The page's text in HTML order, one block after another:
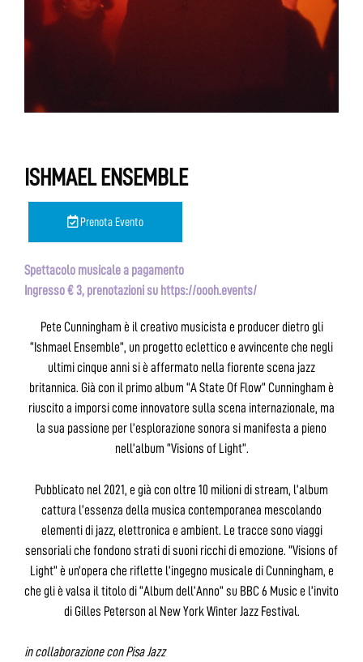
ISHMAEL ENSEMBLE
Prenota Evento
Spettacolo musicale a pagamento
Ingresso € 3, prenotazioni su https://oooh.events/
Pete Cunningham è il creativo musicista e producer dietro gli
“Ishmael Ensemble”, un progetto eclettico e avvincente che negli
ultimi cinque anni si è affermato nella fiorente scena jazz
britannica. Già con il primo album “A State Of Flow” Cunningham è
riuscito a imporsi come innovatore sulla scena internazionale, ma
la sua passione per l’esplorazione sonora si manifesta a pieno
nell’album “Visions of Light”.
Pubblicato nel 2021, e già con oltre 10 milioni di stream, l’album
cattura l’essenza della musica contemporanea mescolando
elementi di jazz, elettronica e ambient. Le tracce sono viaggi
sensoriali che fondono strati di suoni ricchi di emozione. “Visions of
Light” è un’opera che riflette l’ingegno musicale di Cunningham, e
che gli è valsa il titolo di “Album dell’Anno” su BBC 6 Music e l’invito
di Gilles Peterson al New York Winter Jazz Festival.
in collaborazione con Pisa Jazz